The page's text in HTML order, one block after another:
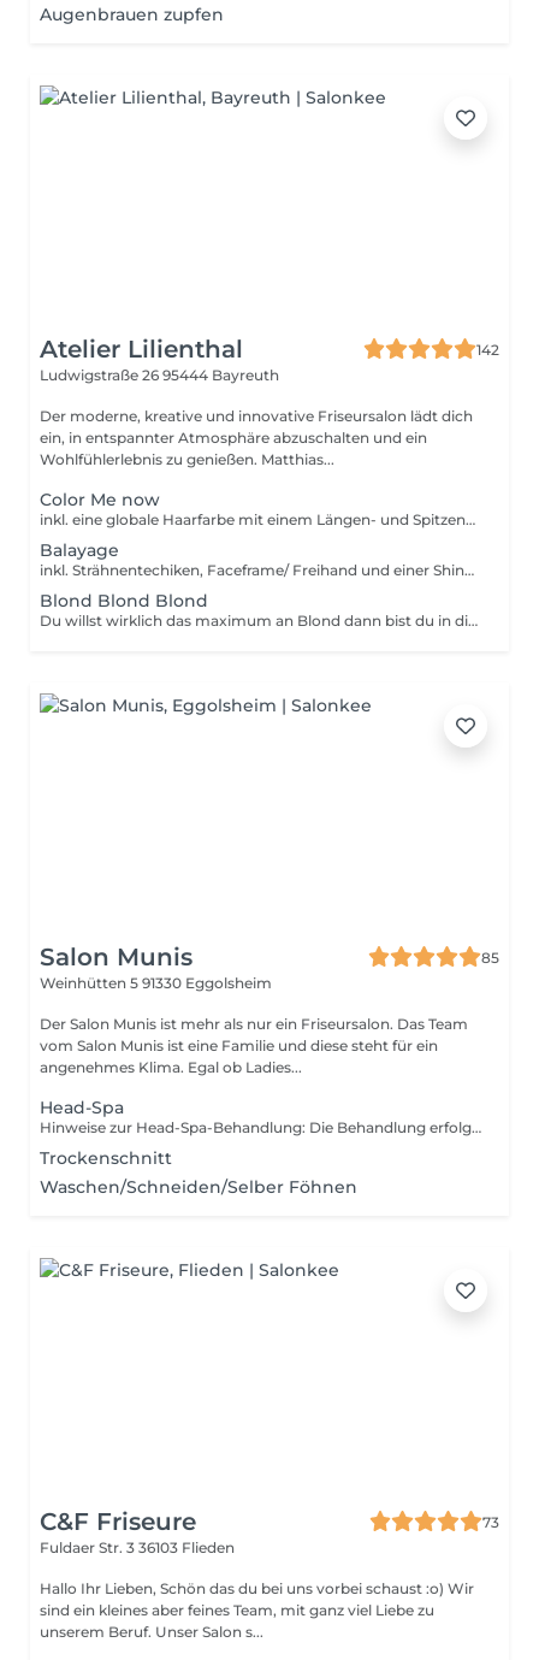
Augenbrauen zupfen
Atelier Lilienthal
142
Ludwigstraße 26 95444 Bayreuth
Der moderne, kreative und innovative Friseursalon lädt dich
ein, in entspannter Atmosphäre abzuschalten und ein
Wohlfühlerlebnis zu genießen. Matthias...
Color Me now
inkl. eine globale Haarfarbe mit einem Längen- und Spitzenausgleich
Balayage
inkl. Strähnentechiken, Faceframe/ Freihand und einer Shinefinity Glossing
Blond Blond Blond
Du willst wirklich das maximum an Blond dann bist du in diesem Bündel richtig Inkl. Strähnentechniken, Foliyage, Back to Back, Moneypiece und shinefinity Glossing
Salon Munis
85
Weinhütten 5 91330 Eggolsheim
Der Salon Munis ist mehr als nur ein Friseursalon. Das Team
vom Salon Munis ist eine Familie und diese steht für ein
angenehmes Klima. Egal ob Ladies...
Head-Spa
Hinweise zur Head-Spa-Behandlung: Die Behandlung erfolgt ohne Föhnen oder Styling durch uns, kann jedoch bei Bedarf vor Ort selbst durchgeführt werden. Stylingprodukte stehen euch hierfür im Salon zur Verfügung. Auf Wunsch können diese Dienstleistungen separat hinzugebucht werden. Wir bitten euch, ungeschminkt zu erscheinen, um das beste Ergebnis zu erzielen. Unsere Behandlungsangebote: Basic (empfohlen für Herren): - Tiefenreinigung für Haare und Kopfhaut - Haarmaske - Haar-Dampfsauna - Kopfhaut-Treatment mit Kopfmassage Premium: Alles aus dem Basic-Paket, plus: - Haar-Dampfsauna mit ätherischen Ölen nach Wahl - Nackenmassage Deluxe: Alles aus dem Premium-Paket, plus: - Gesichtsmaske - Gesichtsmassage - Tagespflege
Trockenschnitt
Waschen/Schneiden/Selber Föhnen
C&F Friseure
73
Fuldaer Str. 3 36103 Flieden
Hallo Ihr Lieben, Schön das du bei uns vorbei schaust :o) Wir
sind ein kleines aber feines Team, mit ganz viel Liebe zu
unserem Beruf. Unser Salon s...